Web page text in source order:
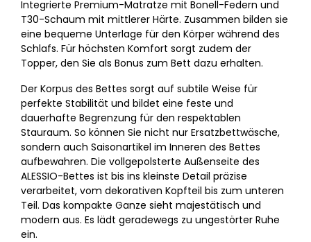
Integrierte Premium-Matratze mit Bonell-Federn und
T30-Schaum mit mittlerer Härte. Zusammen bilden sie
eine bequeme Unterlage für den Körper während des
Schlafs. Für höchsten Komfort sorgt zudem der
Topper, den Sie als Bonus zum Bett dazu erhalten.
Der Korpus des Bettes sorgt auf subtile Weise für
perfekte Stabilität und bildet eine feste und
dauerhafte Begrenzung für den respektablen
Stauraum. So können Sie nicht nur Ersatzbettwäsche,
sondern auch Saisonartikel im Inneren des Bettes
aufbewahren. Die vollgepolsterte Außenseite des
ALESSIO-Bettes ist bis ins kleinste Detail präzise
verarbeitet, vom dekorativen Kopfteil bis zum unteren
Teil. Das kompakte Ganze sieht majestätisch und
modern aus. Es lädt geradewegs zu ungestörter Ruhe
ein.